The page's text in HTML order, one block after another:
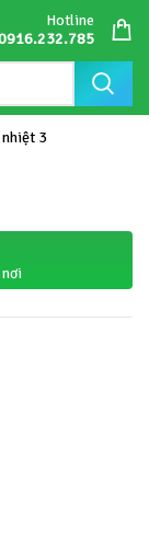
Hotline
3
nơi